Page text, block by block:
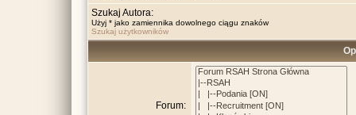
Szukaj Autora:
Użyj * jako zamiennika dowolnego ciągu znaków
Szukaj użytkowników
Forum: